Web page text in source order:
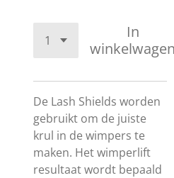
In
De Lash Shields worden
gebruikt om de juiste
krul in de wimpers te
maken. Het wimperlift
resultaat wordt bepaald